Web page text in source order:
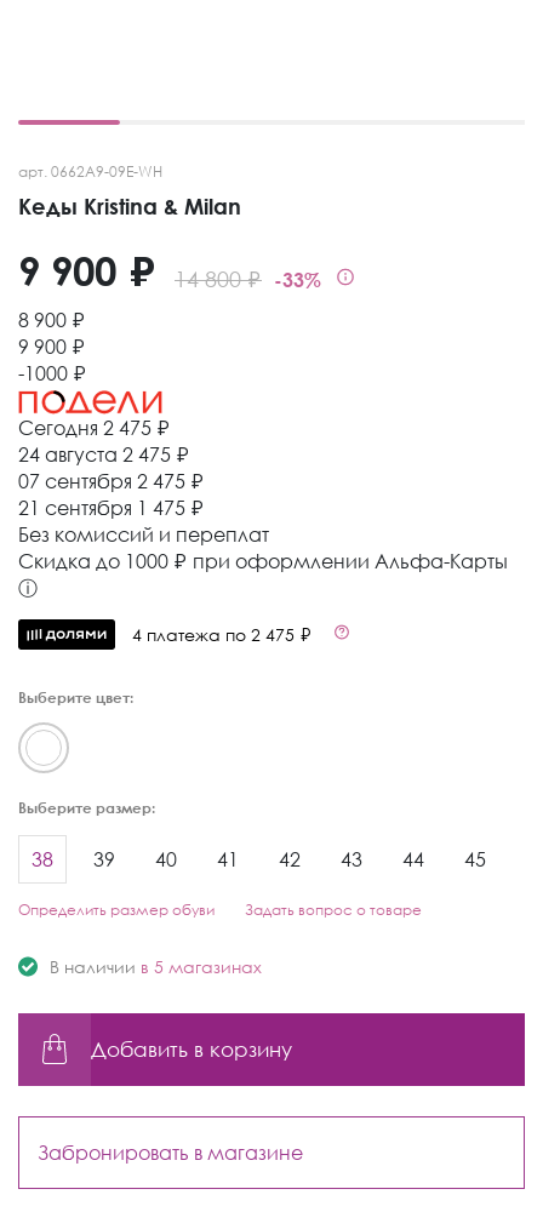
арт. 0662A9-09E-WH
Кеды Kristina & Milan
14 800 ₽ -33%
9 900 ₽
8 900 ₽
9 900 ₽
-1000 ₽
Сегодня 2 475 ₽
24 августа 2 475 ₽
07 сентября 2 475 ₽
21 сентября 1 475 ₽
Без комиссий и переплат
Cкидка до 1000 ₽ при оформлении Альфа-Карты
ⓘ
4 платежа по 2 475 ₽
Выберите цвет:
Выберите размер:
38 39 40 41 42 43 44 45
Определить размер обуви Задать вопрос о товаре
В наличии в 5 магазинах
Добавить в корзину
Забронировать в магазине